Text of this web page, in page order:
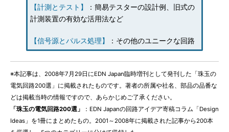
【計測とテスト】
：簡易テスターの設計例、旧式の
計測装置の有効な活用法など
【信号源とパルス処理】 ：その他のユニークな回路
※本記事は、2008年7月29日にEDN Japan臨時増刊として発刊した「珠玉の
電気回路200選」に掲載されたものです。著者の所属や社名、部品の品番な
どは掲載当時の情報ですので、あらかじめご了承ください。
「珠玉の電気回路200選」
：EDN Japanの回路アイデア寄稿コラム「Design
Ideas」を1冊にまとめたもの。2001～2008年に掲載された記事から200本